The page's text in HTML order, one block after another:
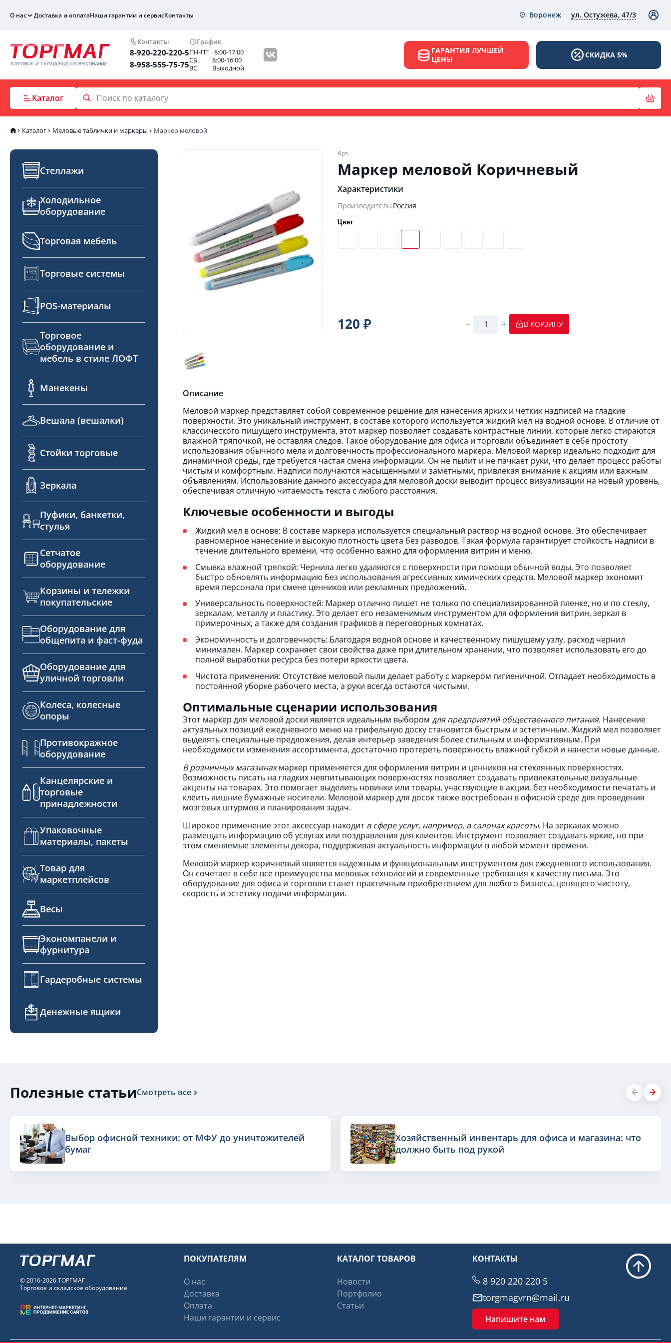
О нас Доставка и оплатаНаши гарантии и сервисКонтакты Воронеж ул. Остужева, 47/3
Контакты
8-920-220-220-5
8-958-555-75-75
График
ПН-ПТ
8:00-17:00
СБ
8:00-16:00
ВС
Выходной
ГАРАНТИЯ ЛУЧШЕЙ
ЦЕНЫ
СКИДКА 5%
Каталог
Каталог Меловые таблички и маркеры Маркер меловой
Стеллажи
Холодильное
оборудование
Торговая мебель
Торговые системы
POS-материалы
Торговое
оборудование и
мебель в стиле ЛОФТ
Манекены
Вешала (вешалки)
Стойки торговые
Зеркала
Пуфики, банкетки,
стулья
Сетчатое
оборудование
Корзины и тележки
покупательские
Оборудование для
общепита и фаст-фуда
Оборудование для
уличной торговли
Колеса, колесные
опоры
Противокражное
оборудование
Канцелярские и
торговые
принадлежности
Упаковочные
материалы, пакеты
Товар для
маркетплейсов
Весы
Экономпанели и
фурнитура
Гардеробные системы
Денежные ящики
Арт.
Маркер меловой Коричневый
Характеристики
Производитель:Россия
Цвет
120 ₽ В КОРЗИНУ
Описание
Меловой маркер представляет собой современное решение для нанесения ярких и четких надписей на гладкие
поверхности. Это уникальный инструмент, в составе которого используется жидкий мел на водной основе. В отличие от
классического пишущего инструмента, этот маркер позволяет создавать контрастные линии, которые легко стираются
влажной тряпочкой, не оставляя следов. Такое оборудование для офиса и торговли объединяет в себе простоту
использования обычного мела и долговечность профессионального маркера. Меловой маркер идеально подходит для
динамичной среды, где требуется частая смена информации. Он не пылит и не пачкает руки, что делает процесс работы
чистым и комфортным. Надписи получаются насыщенными и заметными, привлекая внимание к акциям или важным
объявлениям. Использование данного аксессуара для меловой доски выводит процесс визуализации на новый уровень,
обеспечивая отличную читаемость текста с любого расстояния.
Ключевые особенности и выгоды
Жидкий мел в основе: В составе маркера используется специальный раствор на водной основе. Это обеспечивает
равномерное нанесение и высокую плотность цвета без разводов. Такая формула гарантирует стойкость надписи в
течение длительного времени, что особенно важно для оформления витрин и меню.
Смывка влажной тряпкой: Чернила легко удаляются с поверхности при помощи обычной воды. Это позволяет
быстро обновлять информацию без использования агрессивных химических средств. Меловой маркер экономит
время персонала при смене ценников или рекламных предложений.
Универсальность поверхностей: Маркер отлично пишет не только по специализированной пленке, но и по стеклу,
зеркалам, металлу и пластику. Это делает его незаменимым инструментом для оформления витрин, зеркал в
примерочных, а также для создания графиков в переговорных комнатах.
Экономичность и долговечность: Благодаря водной основе и качественному пишущему узлу, расход чернил
минимален. Маркер сохраняет свои свойства даже при длительном хранении, что позволяет использовать его до
полной выработки ресурса без потери яркости цвета.
Чистота применения: Отсутствие меловой пыли делает работу с маркером гигиеничной. Отпадает необходимость в
постоянной уборке рабочего места, а руки всегда остаются чистыми.
Оптимальные сценарии использования
Этот маркер для меловой доски является идеальным выбором для предприятий общественного питания. Нанесение
актуальных позиций ежедневного меню на грифельную доску становится быстрым и эстетичным. Жидкий мел позволяет
выделять специальные предложения, делая интерьер заведения более стильным и информативным. При
необходимости изменения ассортимента, достаточно протереть поверхность влажной губкой и нанести новые данные.
В розничных магазинахмаркер применяется для оформления витрин и ценников на стеклянных поверхностях.
Возможность писать на гладких невпитывающих поверхностях позволяет создавать привлекательные визуальные
акценты на товарах. Это помогает выделить новинки или товары, участвующие в акции, без необходимости печатать и
клеить лишние бумажные носители. Меловой маркер для досок также востребован в офисной среде для проведения
мозговых штурмов и планирования задач.
Широкое применение этот аксессуар находит в сфере услуг, например, в салонах красоты. На зеркалах можно
размещать информацию об услугах или поздравления для клиентов. Инструмент позволяет создавать яркие, но при
этом сменяемые элементы декора, поддерживая актуальность информации в любой момент времени.
Меловой маркер коричневый является надежным и функциональным инструментом для ежедневного использования.
Он сочетает в себе все преимущества меловых технологий и современные требования к качеству письма. Это
оборудование для офиса и торговли станет практичным приобретением для любого бизнеса, ценящего чистоту,
скорость и эстетику подачи информации.
Полезные статьиСмотреть все
Выбор офисной техники: от МФУ до уничтожителей
бумаг
Хозяйственный инвентарь для офиса и магазина: что
должно быть под рукой
© 2016-2026 ТОРГМАГ
Торговое и складское оборудование
ПОКУПАТЕЛЯМ
О нас
Доставка
Оплата
Наши гарантии и сервис
КАТАЛОГ ТОВАРОВ
Новости
Портфолио
Статьи
КОНТАКТЫ
8 920 220 220 5
torgmagvrn@mail.ru
Напишите нам